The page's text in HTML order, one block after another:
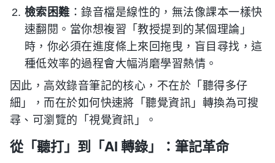
檢索困難 ：錄音檔是線性的，無法像課本一樣快
速翻閱。當你想複習「教授提到的某個理論」
時，你必須在進度條上來回拖曳，盲目尋找，這
種低效率的過程會大幅消磨學習熱情。
因此，高效錄音筆記的核心，不在於「聽得多仔
細」，而在於如何快速將「聽覺資訊」轉換為可搜
尋、可瀏覽的「視覺資訊」。
從「聽打」到「AI 轉錄」：筆記革命